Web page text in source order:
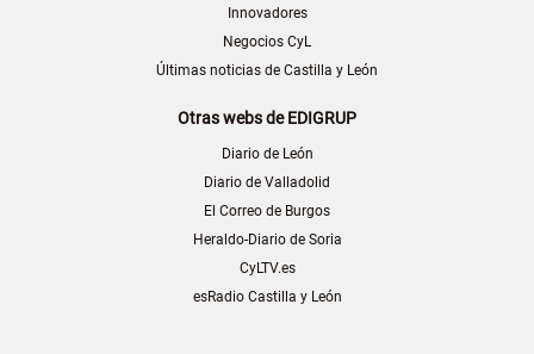
Innovadores
Negocios CyL
Últimas noticias de Castilla y León
Otras webs de EDIGRUP
Diario de León
Diario de Valladolid
El Correo de Burgos
Heraldo-Diario de Soria
CyLTV.es
esRadio Castilla y León